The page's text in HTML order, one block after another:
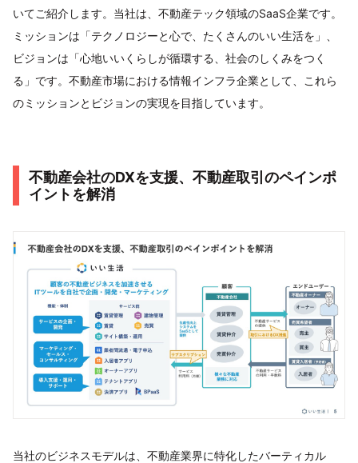
いてご紹介します。当社は、不動産テック領域のSaaS企業です。
ミッションは「テクノロジーと心で、たくさんのいい生活を」、
ビジョンは「心地いいくらしが循環する、社会のしくみをつく
る」です。不動産市場における情報インフラ企業として、これら
のミッションとビジョンの実現を目指しています。
不動産会社のDXを支援、不動産取引のペインポ
イントを解消
当社のビジネスモデルは、不動産業界に特化したバーティカル